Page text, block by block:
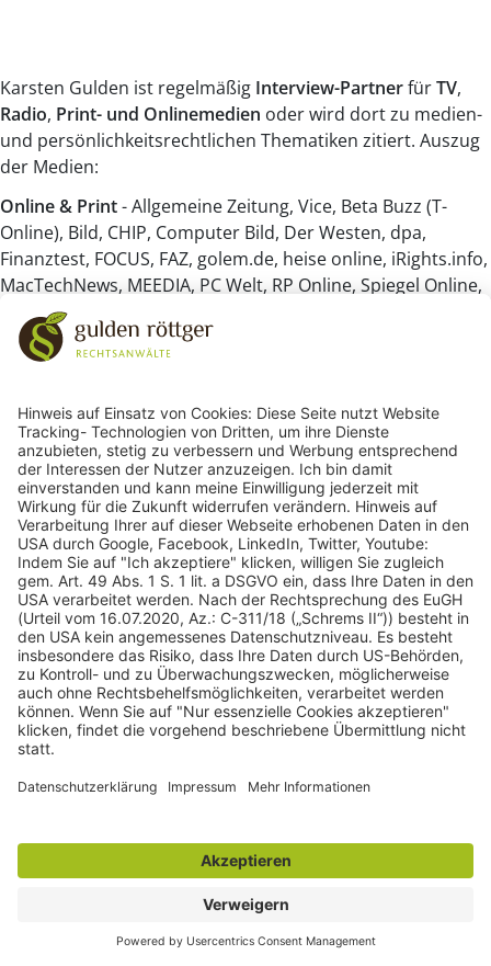
Karsten Gulden ist regelmäßig Interview-PartnerfürTV,
Radio, Print- und Onlinemedien oder wird dort zu medien-
und persönlichkeitsrechtlichen Thematiken zitiert. Auszug
der Medien:
Online & Print- Allgemeine Zeitung, Vice, Beta Buzz (T-
Online), Bild, CHIP, Computer Bild, Der Westen, dpa,
Finanztest, FOCUS, FAZ, golem.de, heise online, iRights.info,
MacTechNews, MEEDIA, PC Welt, RP Online, Spiegel Online,
Stern, Stiftung Warentest, tarnkappe.info, ZDNET, ZEIT
Radio- hr, Hamburg Zwei, RPR1., SWR
Mitgliedschaften
Arbeitsgemeinschaft Mediation
DeutscherAnwaltVerein (DAV)
Deutsche Vereinigung für gewerblichen Rechtsschutz
und Urheberrecht e.V. (GRUR)
Arbeitsgemeinschaft Geistiges Eigentum & Medien im
DAV
Deutscher Anwaltverein
I.D.I. - Interessenverband Deutsches Internet e.V.
Rechtsanwaltskammer Koblenz
Wie ich das Internet sehe?
Ich sehe das Internet als einen eigenständigen Lebensraum